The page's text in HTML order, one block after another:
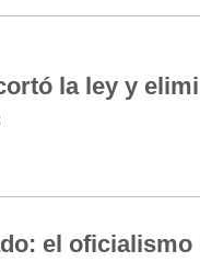
la ley y
el oficialismo